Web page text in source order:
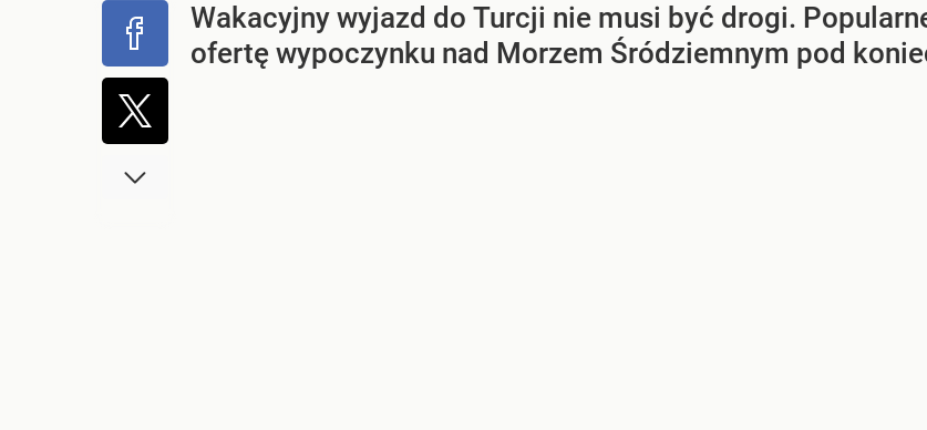
Wakacyjny wyjazd do Turcji nie musi być drogi.
ofertę wypoczynku nad Morzem Śródziemnym pod